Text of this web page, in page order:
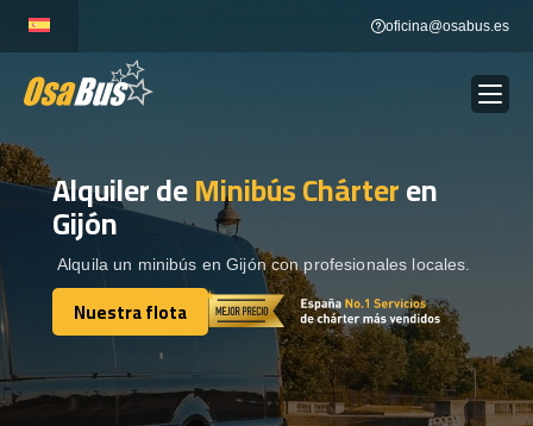
content
oficina@osabus.es
ALQUILER DE AUTOCARES Show dropdown
DESTINOS
RECORRIDAS Show dropdown
Alquiler deMinibús Chárteren
Gijón
Alquila un minibús en Gijón con profesionales locales.
Nuestra flota
Nuestra flota